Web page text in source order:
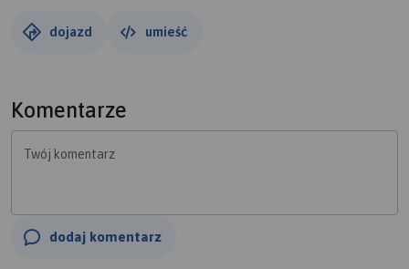
dojazd umieść
Komentarze
Twój komentarz
dodaj komentarz